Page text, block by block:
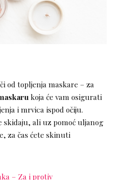
od topljenja maskare – za
koja će vam osigurati
i mrvica ispod očiju.
skidaju, ali uz pomoć uljanog
za čas ćete skinuti
– Za i protiv